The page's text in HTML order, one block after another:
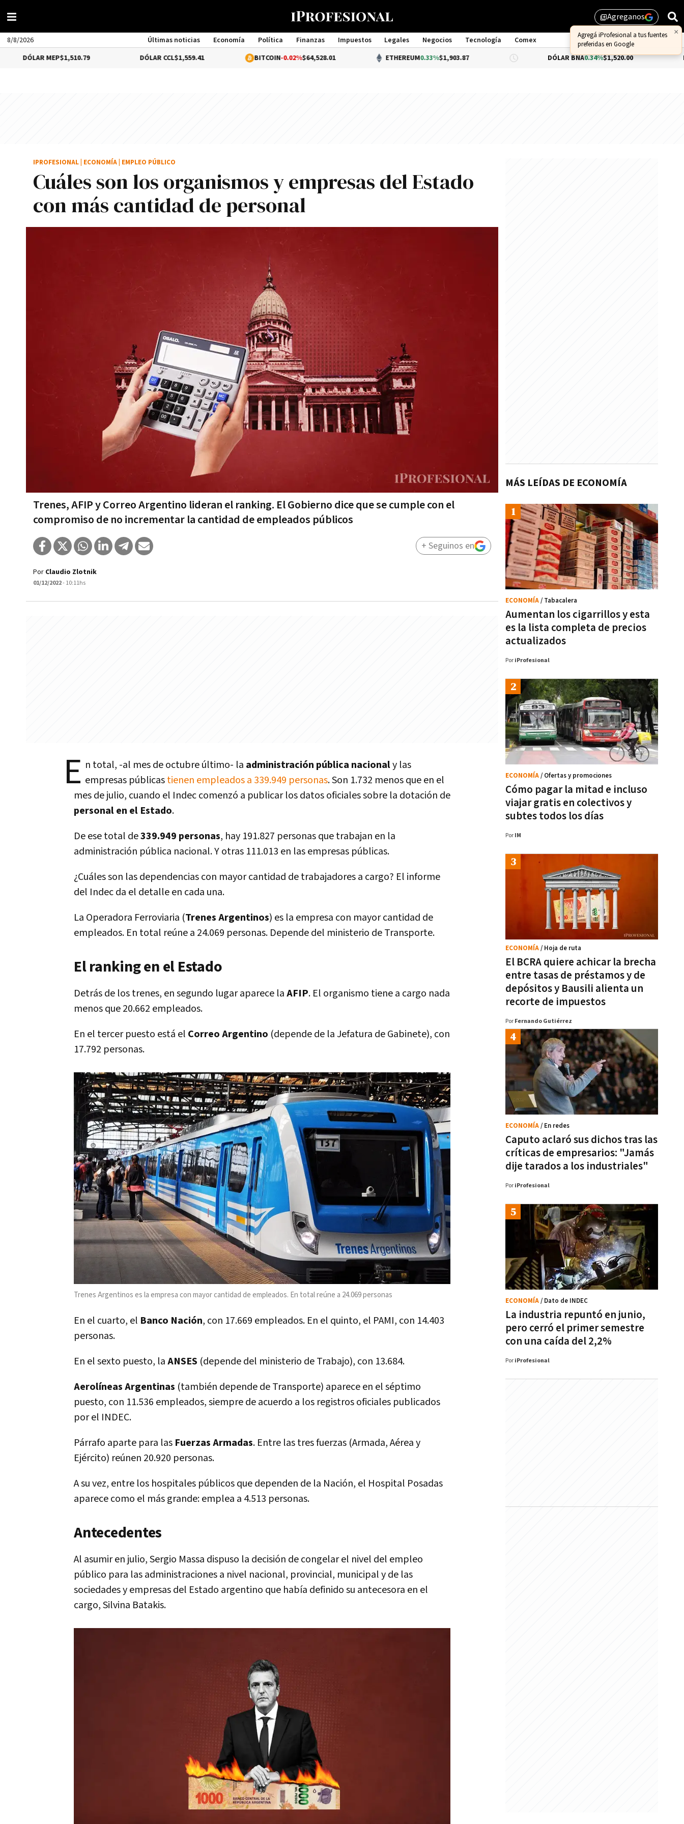
library_addAgreganos
8/8/2026 Últimas noticias Economía Política Finanzas Impuestos Legales Negocios Tecnología
Comex
Management
$1,510.79 $1,559.41 -0.02%$64,528.01 ETHEREUM0.33%$1,903.87 DÓLAR BNA 0.34%$1,520.00 DÓLAR BLUE
Cuáles son los organismos y empresas del Estado
con más cantidad de personal
Trenes, AFIP y Correo Argentino lideran el ranking. El Gobierno dice que se cumple con el
compromiso de no incrementar la cantidad de empleados públicos
IPROFESIONAL ECONOMÍA EMPLEO PÚBLICO
Por Claudio Zlotnik
01/12/2022- 10:11hs
+ Seguinos en
E n total, -al mes de octubre último- la administración pública nacionaly las
empresas públicastienen empleados a 339.949 personas. Son 1.732 menos que en el
mes de julio, cuando el Indec comenzó a publicar los datos oficiales sobre la dotación de
personal en el Estado.
De ese total de339.949 personas, hay 191.827 personas que trabajan en la
administración pública nacional. Y otras 111.013 en las empresas públicas.
¿Cuáles son las dependencias con mayor cantidad de trabajadores a cargo? El informe
del Indec da el detalle en cada una.
La Operadora Ferroviaria (Trenes Argentinos) es la empresa con mayor cantidad de
empleados. En total reúne a 24.069 personas. Depende del ministerio de Transporte.
El ranking en el Estado
Detrás de los trenes, en segundo lugar aparece laAFIP. El organismo tiene a cargo nada
menos que 20.662 empleados.
En el tercer puesto está el Correo Argentino (depende de la Jefatura de Gabinete), con
17.792 personas.
Trenes Argentinos es la empresa con mayor cantidad de empleados. En total reúne a 24.069 personas
En el cuarto, el Banco Nación, con 17.669 empleados. En el quinto, el PAMI, con 14.403
personas.
En el sexto puesto, laANSES (depende del ministerio de Trabajo), con 13.684.
Aerolíneas Argentinas (también depende de Transporte) aparece en el séptimo
puesto, con 11.536 empleados, siempre de acuerdo a los registros oficiales publicados
por el INDEC.
Párrafo aparte para las Fuerzas Armadas. Entre las tres fuerzas (Armada, Aérea y
Ejército) reúnen 20.920 personas.
A su vez, entre los hospitales públicos que dependen de la Nación, el Hospital Posadas
aparece como el más grande: emplea a 4.513 personas.
Antecedentes
Al asumir en julio, Sergio Massa dispuso la decisión de congelar el nivel del empleo
público para las administraciones a nivel nacional, provincial, municipal y de las
sociedades y empresas del Estado argentino que había definido su antecesora en el
cargo, Silvina Batakis.
MÁS LEÍDAS DE ECONOMÍA
Aumentan los cigarrillos y esta
es la lista completa de precios
actualizados
ECONOMÍA/ Tabacalera
Por iProfesional
Cómo pagar la mitad e incluso
viajar gratis en colectivos y
subtes todos los días
ECONOMÍA/ Ofertas y promociones
Por IM
El BCRA quiere achicar la brecha
entre tasas de préstamos y de
depósitos y Bausili alienta un
recorte de impuestos
ECONOMÍA/ Hoja de ruta
Por Fernando Gutiérrez
Caputo aclaró sus dichos tras las
críticas de empresarios: "Jamás
dije tarados a los industriales"
ECONOMÍA/ En redes
Por iProfesional
La industria repuntó en junio,
pero cerró el primer semestre
con una caída del 2,2%
ECONOMÍA/ Dato de INDEC
Por iProfesional